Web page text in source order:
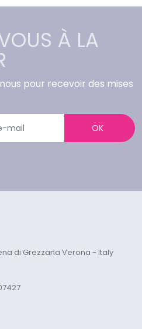
À LA
pour recevoir des mises
OK
di Grezzana Verona - Italy